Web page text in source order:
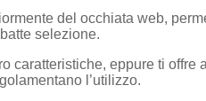
del occhiata web,
selezione.
caratteristiche, eppure ti offre
l’utilizzo.